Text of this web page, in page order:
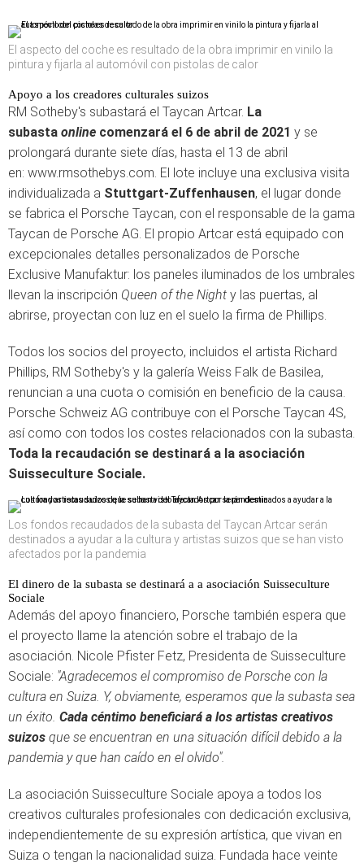
El aspecto del coche es resultado de la obra imprimir en vinilo la
pintura y fijarla al automóvil con pistolas de calor
Apoyo a los creadores culturales suizos
RM Sotheby's subastará el Taycan Artcar. La
subasta online comenzará el 6 de abril de 2021 y se
prolongará durante siete días, hasta el 13 de abril
en: www.rmsothebys.com. El lote incluye una exclusiva visita
individualizada a Stuttgart-Zuffenhausen, el lugar donde
se fabrica el Porsche Taycan, con el responsable de la gama
Taycan de Porsche AG. El propio Artcar está equipado con
excepcionales detalles personalizados de Porsche
Exclusive Manufaktur: los paneles iluminados de los umbrales
llevan la inscripción Queen of the Night y las puertas, al
abrirse, proyectan con luz en el suelo la firma de Phillips.
Todos los socios del proyecto, incluidos el artista Richard
Phillips, RM Sotheby's y la galería Weiss Falk de Basilea,
renuncian a una cuota o comisión en beneficio de la causa.
Porsche Schweiz AG contribuye con el Porsche Taycan 4S,
así como con todos los costes relacionados con la subasta.
Toda la recaudación se destinará a la asociación
Suisseculture Sociale.
Los fondos recaudados de la subasta del Taycan Artcar serán
destinados a ayudar a la cultura y artistas suizos que se han visto
afectados por la pandemia
El dinero de la subasta se destinará a a asociación Suisseculture
Sociale
Además del apoyo financiero, Porsche también espera que
el proyecto llame la atención sobre el trabajo de la
asociación. Nicole Pfister Fetz, Presidenta de Suisseculture
Sociale: "Agradecemos el compromiso de Porsche con la
cultura en Suiza. Y, obviamente, esperamos que la subasta sea
un éxito. Cada céntimo beneficiará a los artistas creativos
suizos que se encuentran en una situación difícil debido a la
pandemia y que han caído en el olvido".
La asociación Suisseculture Sociale apoya a todos los
creativos culturales profesionales con dedicación exclusiva,
independientemente de su expresión artística, que vivan en
Suiza o tengan la nacionalidad suiza. Fundada hace veinte